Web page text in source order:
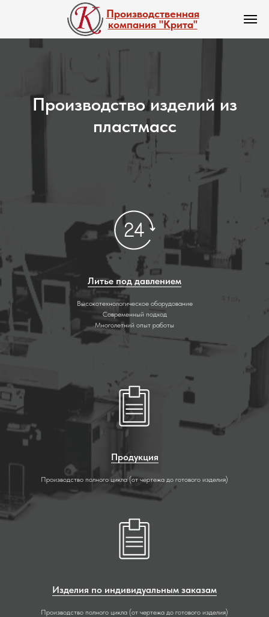
Производственная
компания "Крита"
Производство изделий из
пластмасс
Литье под давлением
Высокотехнологическое оборудование
Современный подход
Многолетний опыт работы
Продукция
Производство полного цикла (от чертежа до готового изделия)
Изделия по индивидуальным заказам
Производство полного цикла (от чертежа до готового изделия)